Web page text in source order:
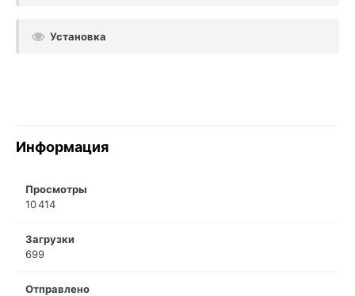
Установка
Информация
Просмотры
10 414
Загрузки
699
Отправлено